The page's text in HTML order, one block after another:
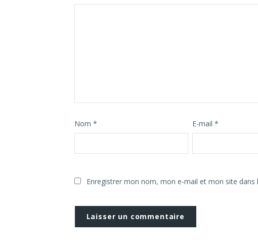
Nom * E-mail *
Enregistrer mon nom, mon e-mail et mon site